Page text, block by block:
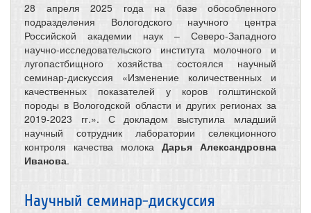
28 апреля 2025 года на базе обособленного
подразделения Вологодского научного центра
Российской академии наук – Северо-Западного
научно-исследовательского института молочного и
лугопастбищного хозяйства состоялся научный
семинар-дискуссия «Изменение количественных и
качественных показателей у коров голштинской
породы в Вологодской области и других регионах за
2019-2023 гг.». С докладом выступила младший
научный сотрудник лаборатории селекционного
контроля качества молока Дарья Александровна
Иванова.
Научный семинар-дискуссия